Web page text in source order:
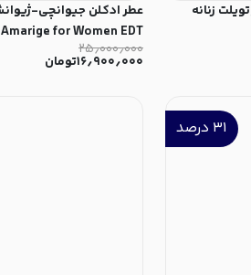
زنانه
Amarige for Women EDT
۲۵٫۰۰۰٫۰۰۰
۱۶٫۹۰۰٫۰۰۰تومان
۳۱ درصد